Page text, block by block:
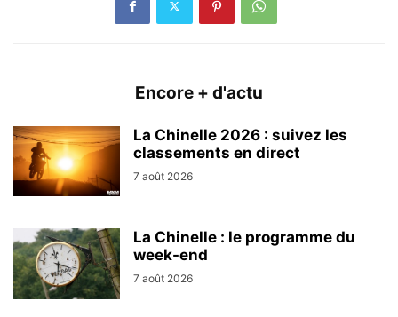
Encore + d'actu
La Chinelle 2026 : suivez les
classements en direct
7 août 2026
La Chinelle : le programme du
week-end
7 août 2026